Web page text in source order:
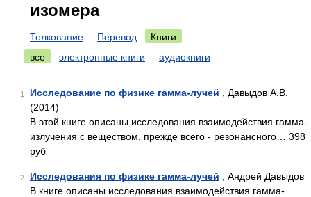
изомера
Толкование Перевод
Книги
все
электронные книги аудиокниги
1 Исследование по физике гамма-лучей , Давыдов А.В.
(2014)
В этой книге описаны исследования взаимодействия гамма-
излучения с веществом, прежде всего - резонансного… 398
руб
2 Исследования по физике гамма-лучей , Андрей Давыдов
В книге описаны исследования взаимодействия гамма-